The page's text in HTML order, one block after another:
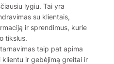
lygiu. Tai yra
su klientais,
ir sprendimus, kurie
tikslus.
taip pat apima
ir gebėjimą greitai ir